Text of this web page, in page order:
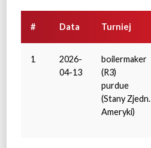
# Data Turniej
1
2026-
04-13
boilermaker
(R3)
purdue
(Stany Zjedn.
Ameryki)